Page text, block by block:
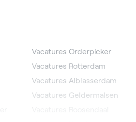
Vacatures Orderpicker
Vacatures Rotterdam
Vacatures Alblasserdam
Vacatures Geldermalsen